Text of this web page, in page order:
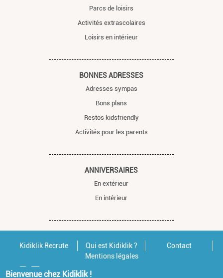
Parcs de loisirs
Activités extrascolaires
Loisirs en intérieur
BONNES ADRESSES
Adresses sympas
Bons plans
Restos kidsfriendly
Activités pour les parents
ANNIVERSAIRES
En extérieur
En intérieur
Kidiklik Recrute Qui est Kidiklik ?
Contact
Mentions légales
Bienvenue chez Kidiklik !